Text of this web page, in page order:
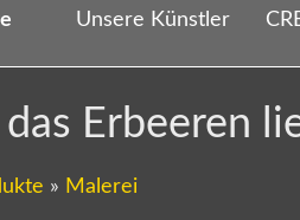
Unsere Künstler
Erbeeren
» Malerei